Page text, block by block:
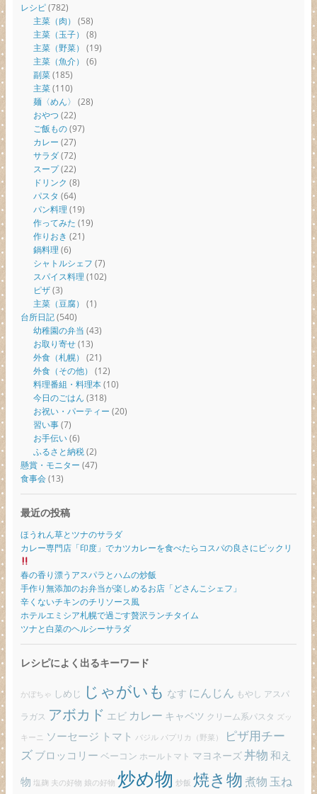
レシピ(782)
主菜（肉） (58)
主菜（玉子） (8)
主菜（野菜） (19)
主菜（魚介） (6)
副菜(185)
主菜(110)
麺〈めん〉 (28)
おやつ (22)
ご飯もの(97)
カレー (27)
サラダ(72)
スープ(22)
ドリンク (8)
パスタ (64)
パン料理 (19)
作ってみた (19)
作りおき (21)
鍋料理 (6)
シャトルシェフ (7)
スパイス料理 (102)
ピザ(3)
主菜（豆腐） (1)
台所日記(540)
幼稚園の弁当 (43)
お取り寄せ(13)
外食（札幌） (21)
外食（その他） (12)
料理番組・料理本(10)
今日のごはん (318)
お祝い・パーティー (20)
習い事(7)
お手伝い(6)
ふるさと納税(2)
懸賞・モニター (47)
食事会(13)
最近の投稿
ほうれん草とツナのサラダ
カレー専門店「印度」でカツカレーを食べたらコスパの良さにビックリ
春の香り漂うアスパラとハムの炒飯
手作り無添加のお弁当が楽しめるお店「どさんこシェフ」
辛くないチキンのチリソース風
ホテルエミシア札幌で過ごす贅沢ランチタイム
ツナと白菜のヘルシーサラダ
レシピによく出るキーワード
かぼちゃ しめじ じゃがいも なす にんじん もやし アスパ
ラガス アボカド エビ カレー キャベツ クリーム系パスタ ズッ
キーニ ソーセージ トマト バジル パプリカ（野菜）
ピザ用チー
ズ ブロッコリー ベーコン ホールトマト マヨネーズ丼物 和え
物 塩麹 夫の好物 娘の好物 炒め物 炒飯 焼き物煮物 玉ね